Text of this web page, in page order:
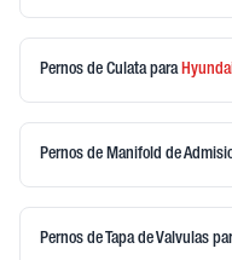
Pernos de Culatapara
Pernos de Manifold de
Pernos de Tapa de Valvulas